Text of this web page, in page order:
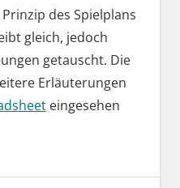
des Spielplans
gleich, jedoch
getauscht. Die
Erläuterungen
eingesehen